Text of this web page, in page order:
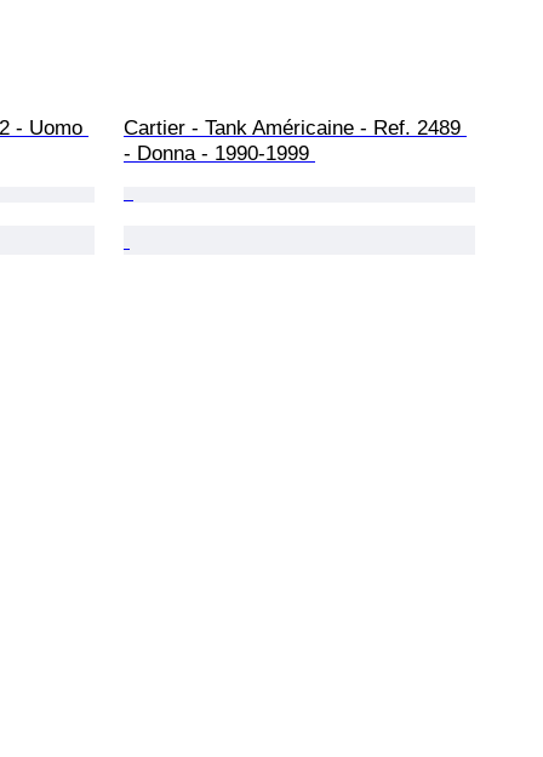
- Uomo
Cartier - Tank Américaine - Ref. 2489
- Donna - 1990-1999